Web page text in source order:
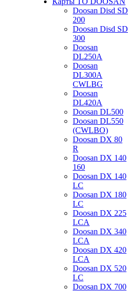
Doosan Disd SD
200
Doosan Disd SD
300
Doosan
DL250A
Doosan
DL300A
CWLBG
Doosan
DL420A
Doosan DL500
Doosan DL550
(CWLBO)
Doosan DX 80
R
Doosan DX 140
160
Doosan DX 140
LC
Doosan DX 180
LC
Doosan DX 225
LCA
Doosan DX 340
LCA
Doosan DX 420
LCA
Doosan DX 520
LC
Doosan DX 700